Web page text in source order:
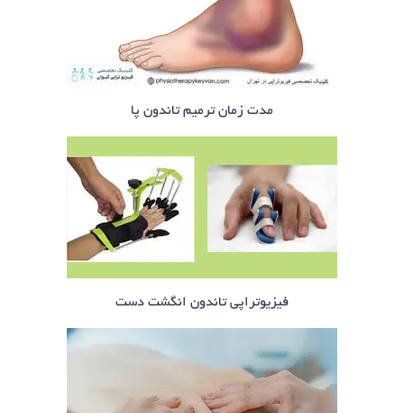
مدت زمان ترمیم تاندون پا
فیزیوتراپی تاندون انگشت دست